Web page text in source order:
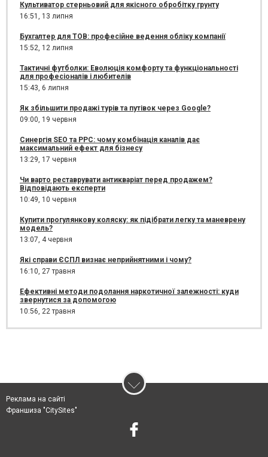
Культиватор стерньовий для якісного обробітку грунту
16:51, 13 липня
Бухгалтер для ТОВ: професійне ведення обліку компанії
15:52, 12 липня
Тактичні футболки: Еволюція комфорту та функціональності
для професіоналів і любителів
15:43, 6 липня
Як збільшити продажі турів та путівок через Google?
09:00, 19 червня
Синергія SEO та PPC: чому комбінація каналів дає
максимальний ефект для бізнесу
13:29, 17 червня
Чи варто реставрувати антикваріат перед продажем?
Відповідають експерти
10:49, 10 червня
Купити прогулянкову коляску: як підібрати легку та маневрену
модель?
13:07, 4 червня
Які справи ЄСПЛ визнає неприйнятними і чому?
16:10, 27 травня
Ефективні методи подолання наркотичної залежності: куди
звернутися за допомогою
10:56, 22 травня
Реклама на сайті
Франшиза "CitySites"